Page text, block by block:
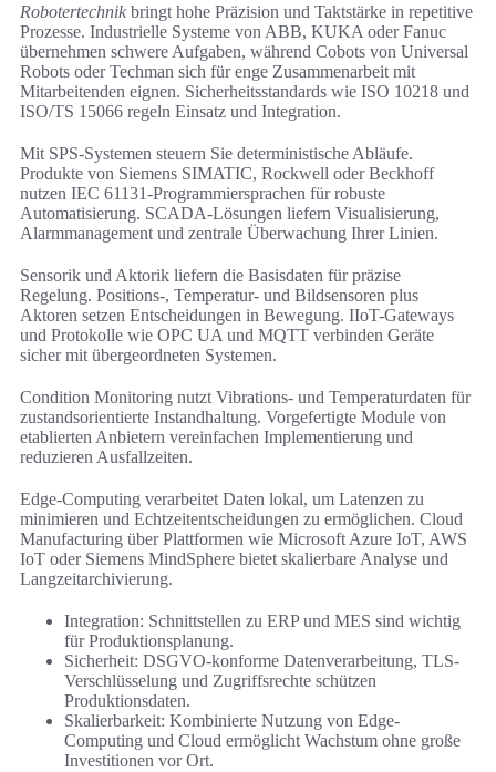
Robotertechnik bringt hohe Präzision und Taktstärke in repetitive
Prozesse. Industrielle Systeme von ABB, KUKA oder Fanuc
übernehmen schwere Aufgaben, während Cobots von Universal
Robots oder Techman sich für enge Zusammenarbeit mit
Mitarbeitenden eignen. Sicherheitsstandards wie ISO 10218 und
ISO/TS 15066 regeln Einsatz und Integration.
Mit SPS-Systemen steuern Sie deterministische Abläufe.
Produkte von Siemens SIMATIC, Rockwell oder Beckhoff
nutzen IEC 61131-Programmiersprachen für robuste
Automatisierung. SCADA-Lösungen liefern Visualisierung,
Alarmmanagement und zentrale Überwachung Ihrer Linien.
Sensorik und Aktorik liefern die Basisdaten für präzise
Regelung. Positions-, Temperatur- und Bildsensoren plus
Aktoren setzen Entscheidungen in Bewegung. IIoT-Gateways
und Protokolle wie OPC UA und MQTT verbinden Geräte
sicher mit übergeordneten Systemen.
Condition Monitoring nutzt Vibrations- und Temperaturdaten für
zustandsorientierte Instandhaltung. Vorgefertigte Module von
etablierten Anbietern vereinfachen Implementierung und
reduzieren Ausfallzeiten.
Edge-Computing verarbeitet Daten lokal, um Latenzen zu
minimieren und Echtzeitentscheidungen zu ermöglichen. Cloud
Manufacturing über Plattformen wie Microsoft Azure IoT, AWS
IoT oder Siemens MindSphere bietet skalierbare Analyse und
Langzeitarchivierung.
Integration: Schnittstellen zu ERP und MES sind wichtig
für Produktionsplanung.
Sicherheit: DSGVO-konforme Datenverarbeitung, TLS-
Verschlüsselung und Zugriffsrechte schützen
Produktionsdaten.
Skalierbarkeit: Kombinierte Nutzung von Edge-
Computing und Cloud ermöglicht Wachstum ohne große
Investitionen vor Ort.